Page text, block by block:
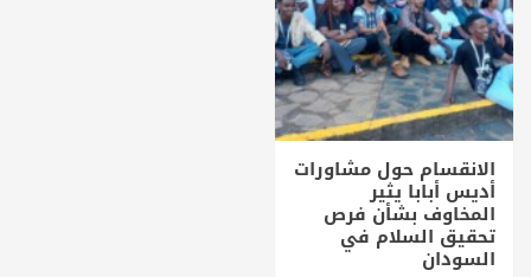
الانقسام حول مشاورات
أديس أبابا يثير
المخاوف بشأن فرص
تحقيق السلام في
السودان